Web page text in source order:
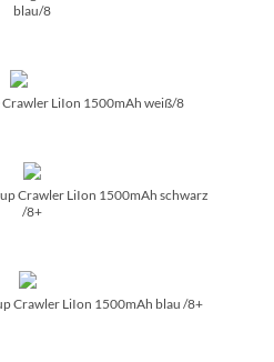
blau/­8
Crawler LiIon 1500mAh weiß/­8
Crawler LiIon 1500mAh schwarz
/­8+
Crawler LiIon 1500mAh blau /­8+